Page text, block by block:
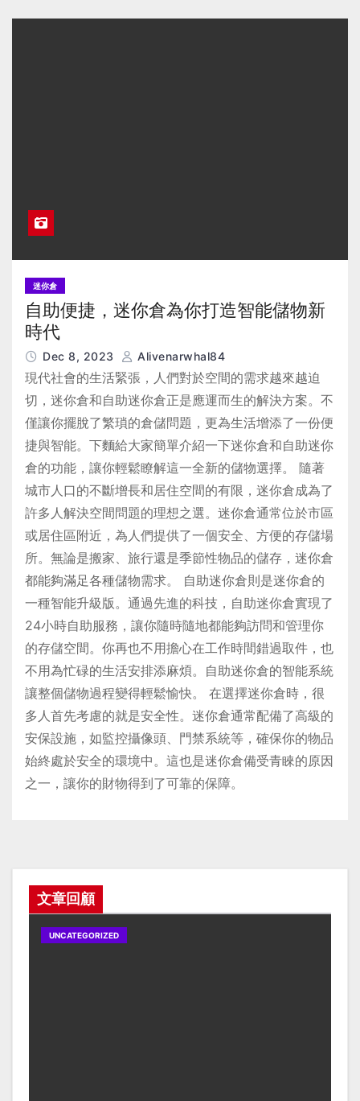
迷你倉
自助便捷，迷你倉為你打造智能儲物新
時代
Dec 8, 2023 Alivenarwhal84
現代社會的生活緊張，人們對於空間的需求越來越迫
切，迷你倉和自助迷你倉正是應運而生的解決方案。不
僅讓你擺脫了繁瑣的倉儲問題，更為生活增添了一份便
捷與智能。下麵給大家簡單介紹一下迷你倉和自助迷你
倉的功能，讓你輕鬆瞭解這一全新的儲物選擇。 隨著
城市人口的不斷增長和居住空間的有限，迷你倉成為了
許多人解決空間問題的理想之選。迷你倉通常位於市區
或居住區附近，為人們提供了一個安全、方便的存儲場
所。無論是搬家、旅行還是季節性物品的儲存，迷你倉
都能夠滿足各種儲物需求。 自助迷你倉則是迷你倉的
一種智能升級版。通過先進的科技，自助迷你倉實現了
24小時自助服務，讓你隨時隨地都能夠訪問和管理你
的存儲空間。你再也不用擔心在工作時間錯過取件，也
不用為忙碌的生活安排添麻煩。自助迷你倉的智能系統
讓整個儲物過程變得輕鬆愉快。 在選擇迷你倉時，很
多人首先考慮的就是安全性。迷你倉通常配備了高級的
安保設施，如監控攝像頭、門禁系統等，確保你的物品
始終處於安全的環境中。這也是迷你倉備受青睞的原因
之一，讓你的財物得到了可靠的保障。
文章回顧
UNCATEGORIZED